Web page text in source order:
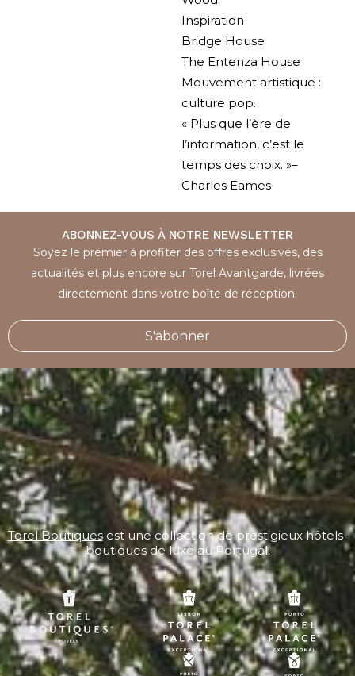
Inspiration
Bridge House
The Entenza House
Mouvement artistique :
culture pop.
« Plus que l’ère de
l’information, c’est le
temps des choix. »–
Charles Eames
ABONNEZ-VOUS À NOTRE NEWSLETTER
Soyez le premier à profiter des offres exclusives, des
actualités et plus encore sur Torel Avantgarde, livrées
directement dans votre boîte de réception.
S'abonner
Torel Boutiquesest une collection de prestigieux hôtels-
boutiques de luxe au Portugal.